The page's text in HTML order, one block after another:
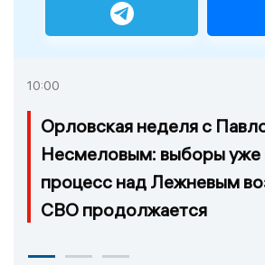
10:00
Орловская неделя с
Несмеловым: выборы уже
процесс над Лежневым
СВО продолжается